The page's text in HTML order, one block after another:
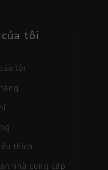
tôi
tôi
thích
nhà cung cấp